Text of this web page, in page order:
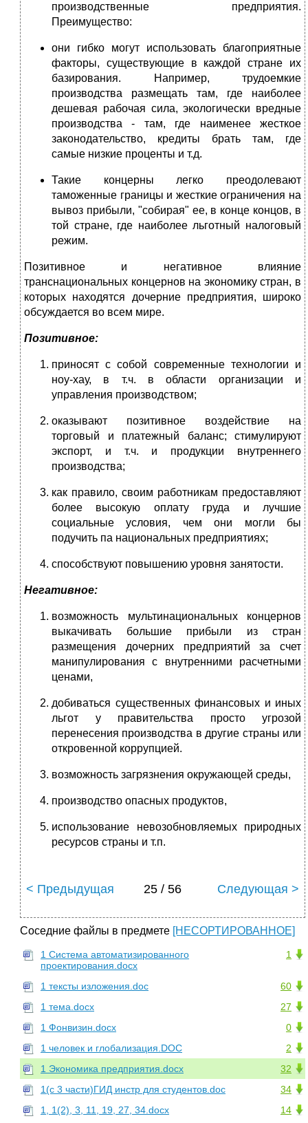
производственные предприятия.
Преимущество:
они гибко могут использовать благоприятные
факторы, существующие в каждой стране их
базирования. Например, трудоемкие
производства размещать там, где наиболее
дешевая рабочая сила, экологически вредные
производства - там, где наименее жесткое
законодательство, кредиты брать там, где
самые низкие проценты и т.д.
Такие концерны легко преодолевают
таможенные границы и жесткие ограничения на
вывоз прибыли, "собирая" ее, в конце концов, в
той стране, где наиболее льготный налоговый
режим.
Позитивное и негативное влияние
транснациональных концернов на экономику стран, в
которых находятся дочерние предприятия, широко
обсуждается во всем мире.
Позитивное:
приносят с собой современные технологии и
ноу-хау, в т.ч. в области организации и
управления производством;
оказывают позитивное воздействие на
торговый и платежный баланс; стимулируют
экспорт, и т.ч. и продукции внутреннего
производства;
как правило, своим работникам предоставляют
более высокую оплату груда и лучшие
социальные условия, чем они могли бы
подучить па национальных предприятиях;
способствуют повышению уровня занятости.
Негативное:
возможность мультинациональных концернов
выкачивать большие прибыли из стран
размещения дочерних предприятий за счет
манипулирования с внутренними расчетными
ценами,
добиваться существенных финансовых и иных
льгот у правительства просто угрозой
перенесения производства в другие страны или
откровенной коррупцией.
возможность загрязнения окружающей среды,
производство опасных продуктов,
использование невозобновляемых природных
ресурсов страны и т.п.
< Предыдущая 25 / 56 Следующая >
Соседние файлы в предмете [НЕСОРТИРОВАННОЕ]
1
1 Система автоматизированного
проектирования.docx
60
1 тексты изложения.doc
27
1 тема.docx
0
1 Фонвизин.docx
2
1 человек и глобализация.DOC
32
1 Экономика предприятия.docx
34
1(с 3 части)ГИД инстр для студентов.doc
14
1, 1(2), 3, 11, 19, 27, 34.docx